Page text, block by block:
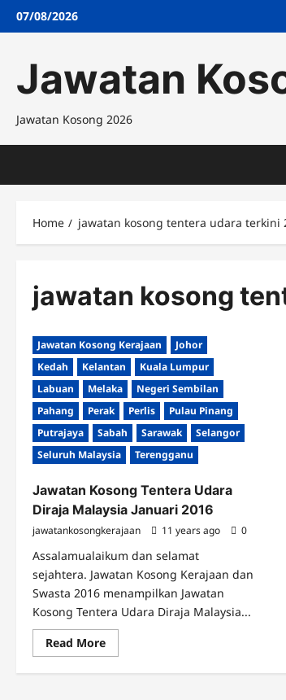
Skip07/08/2026
Jawatan
Jawatan Kosong 2026
Home jawatan kosong tentera udara terkini
jawatan kosong
Jawatan Kosong Kerajaan
Johor
Kedah
Kelantan
Kuala Lumpur
Labuan
Melaka
Negeri Sembilan
Pahang
Perak Perlis
Pulau Pinang
Putrajaya
Sabah Sarawak
Selangor
Seluruh Malaysia
Terengganu
Jawatan Kosong Tentera Udara
Diraja Malaysia Januari 2016
jawatankosongkerajaan 11 years ago 0
Assalamualaikum dan selamat
sejahtera. Jawatan Kosong Kerajaan dan
Swasta 2016 menampilkan Jawatan
Kosong Tentera Udara Diraja Malaysia...
Read MoreRead
more
Jawatan